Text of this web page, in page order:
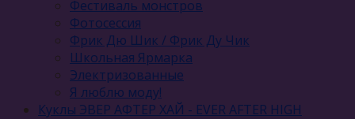
Фестиваль монстров
Фотосессия
Фрик Дю Шик / Фрик Ду Чик
Школьная Ярмарка
Электризованные
Я люблю моду!
Куклы ЭВЕР АФТЕР ХАЙ - EVER AFTER HIGH